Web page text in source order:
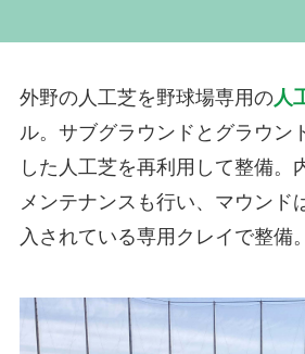
外野の人工芝を野球場専用の人
ル。サブグラウンドとグラウン
した人工芝を再利用して整備。
メンテナンスも行い、マウンド
入されている専用クレイで整備。